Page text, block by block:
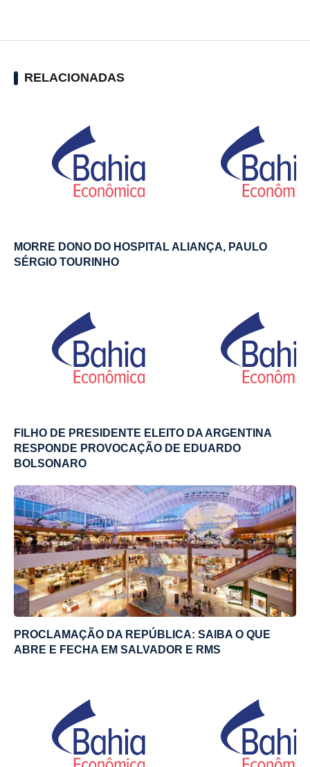
RELACIONADAS
MORRE DONO DO HOSPITAL ALIANÇA, PAULO
SÉRGIO TOURINHO
FILHO DE PRESIDENTE ELEITO DA ARGENTINA
RESPONDE PROVOCAÇÃO DE EDUARDO
BOLSONARO
PROCLAMAÇÃO DA REPÚBLICA: SAIBA O QUE
ABRE E FECHA EM SALVADOR E RMS